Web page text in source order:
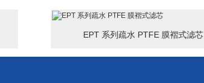
可根据要求定制尺寸的PES折叠式膜滤芯
EPT 系列疏水 PTFE 膜褶式滤芯